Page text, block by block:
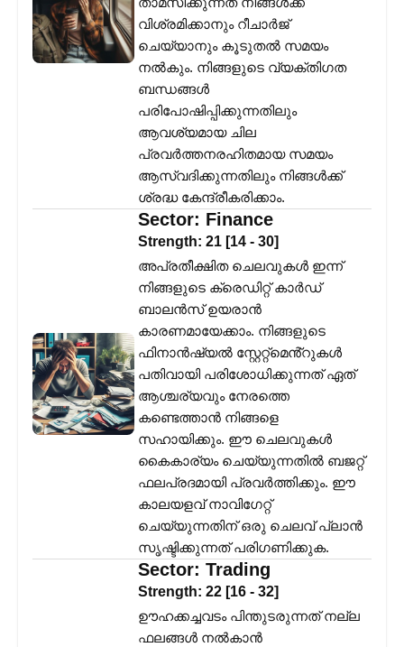
വിശ്രമിക്കാനും റീചാർജ്
ചെയ്യാനും കൂടുതൽ സമയം
നൽകും. നിങ്ങളുടെ വ്യക്തിഗത
ബന്ധങ്ങൾ
പരിപോഷിപ്പിക്കുന്നതിലും
ആവശ്യമായ ചില
പ്രവർത്തനരഹിതമായ സമയം
ആസ്വദിക്കുന്നതിലും നിങ്ങൾക്ക്
ശ്രദ്ധ കേന്ദ്രീകരിക്കാം.
Sector: Finance
Strength: 21 [14 - 30]
അപ്രതീക്ഷിത ചെലവുകൾ ഇന്ന്
നിങ്ങളുടെ ക്രെഡിറ്റ് കാർഡ്
ബാലൻസ് ഉയരാൻ
കാരണമായേക്കാം. നിങ്ങളുടെ
ഫിനാൻഷ്യൽ സ്റ്റേറ്റ്‌മെൻ്റുകൾ
പതിവായി പരിശോധിക്കുന്നത് ഏത്
ആശ്ചര്യവും നേരത്തെ
കണ്ടെത്താൻ നിങ്ങളെ
സഹായിക്കും. ഈ ചെലവുകൾ
കൈകാര്യം ചെയ്യുന്നതിൽ ബജറ്റ്
ഫലപ്രദമായി പ്രവർത്തിക്കും. ഈ
കാലയളവ് നാവിഗേറ്റ്
ചെയ്യുന്നതിന് ഒരു ചെലവ് പ്ലാൻ
സൃഷ്ടിക്കുന്നത് പരിഗണിക്കുക.
Sector: Trading
Strength: 22 [16 - 32]
ഊഹക്കച്ചവടം പിന്തുടരുന്നത് നല്ല
ഫലങ്ങൾ നൽകാൻ